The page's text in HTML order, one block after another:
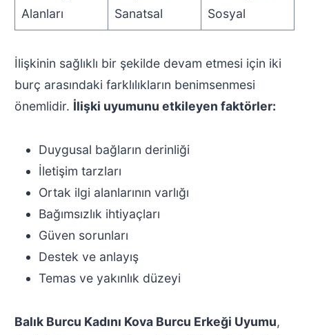
Alanları
Sanatsal
Sosyal
İlişkinin sağlıklı bir şekilde devam etmesi için iki
burç arasındaki farklılıkların benimsenmesi
önemlidir. İlişki uyumunu etkileyen faktörler:
Duygusal bağların derinliği
İletişim tarzları
Ortak ilgi alanlarının varlığı
Bağımsızlık ihtiyaçları
Güven sorunları
Destek ve anlayış
Temas ve yakınlık düzeyi
Balık Burcu Kadını Kova Burcu Erkeği Uyumu,